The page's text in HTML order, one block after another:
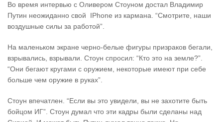
Во время интервью с Оливером Стоуном достал Владимир
Путин неожиданно свой IPhone из кармана. “Смотрите, наши
воздушные силы за работой”.
На маленьком экране черно-белые фигуры призраков бегали,
взрывались, взрывали. Стоун спросил: “Кто это на земле?”.
“Они бегают кругами с оружием, некоторые имеют при себе
больше чем оружие в руках”.
Стоун впечатлен. “Если вы это увидели, вы не захотите быть
бойцом ИГ”. Стоун думал что эти кадры были сделаны над